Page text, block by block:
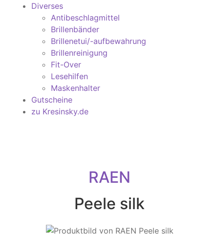
Diverses
Antibeschlagmittel
Brillenbänder
Brillenetui/-aufbewahrung
Brillenreinigung
Fit-Over
Lesehilfen
Maskenhalter
Gutscheine
zu Kresinsky.de
RAEN
Peele silk